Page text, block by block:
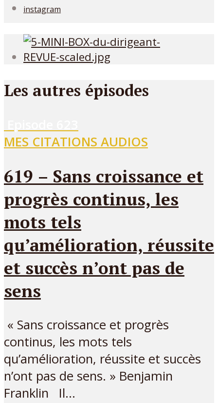
instagram
Les autres épisodes
MES CITATIONS AUDIOS
619 – Sans croissance et
progrès continus, les
mots tels
qu’amélioration, réussite
et succès n’ont pas de
sens
« Sans croissance et progrès
continus, les mots tels
qu’amélioration, réussite et succès
n’ont pas de sens. » Benjamin
Franklin Il...